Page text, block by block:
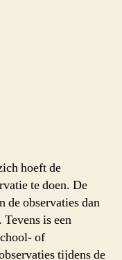
hoeft de
te doen. De
de observaties dan
is een
of
tijdens de